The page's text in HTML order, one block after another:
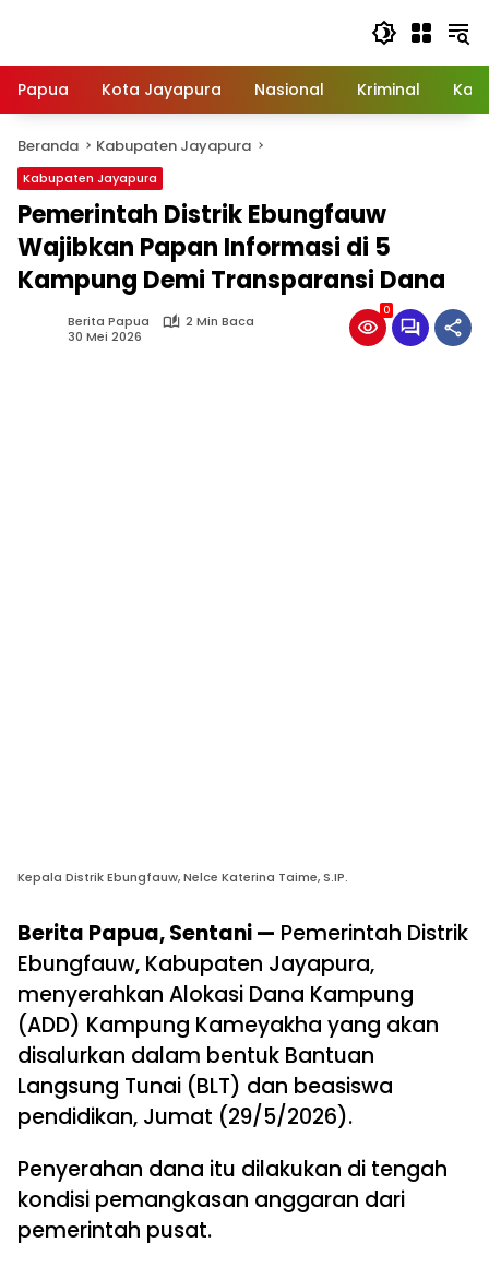
Papua
Kota Jayapura Nasional Kriminal
Beranda Kabupaten Jayapura
Kabupaten Jayapura
Pemerintah Distrik Ebungfauw
Wajibkan Papan Informasi di 5
Kampung Demi Transparansi Dana
Berita Papua
2 Min Baca
30 Mei 2026
0
Kepala Distrik Ebungfauw, Nelce Katerina Taime, S.IP.
Berita Papua, Sentani — Pemerintah Distrik
Ebungfauw, Kabupaten Jayapura,
menyerahkan Alokasi Dana Kampung
(ADD) Kampung Kameyakha yang akan
disalurkan dalam bentuk Bantuan
Langsung Tunai (BLT) dan beasiswa
pendidikan, Jumat (29/5/2026).
Penyerahan dana itu dilakukan di tengah
kondisi pemangkasan anggaran dari
pemerintah pusat.